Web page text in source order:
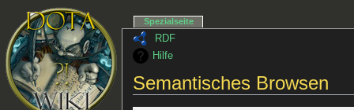
RDF
Hilfe
Semantisches Browsen
Spezialseite